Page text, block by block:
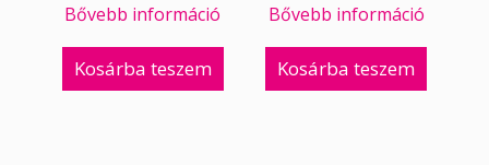
Bővebb információ
Kosárba teszem
Bővebb információ
Kosárba teszem